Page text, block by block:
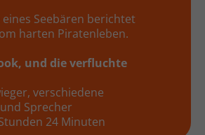
Seebären berichtet
harten Piratenleben.
und die verfluchte
verschiedene
Sprecher
24 Minuten